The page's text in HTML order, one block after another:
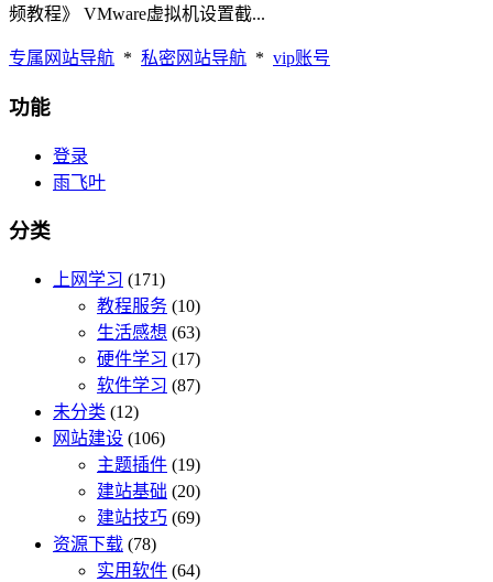
频教程》 VMware虚拟机设置截...
专属网站导航 * 私密网站导航 * vip账号
功能
登录
雨飞叶
分类
上网学习 (171)
教程服务 (10)
生活感想 (63)
硬件学习 (17)
软件学习 (87)
未分类 (12)
网站建设 (106)
主题插件 (19)
建站基础 (20)
建站技巧 (69)
资源下载 (78)
实用软件 (64)